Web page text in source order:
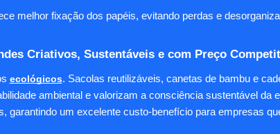
melhor fixação dos papéis, evitando perdas e
Criativos, Sustentáveis e com Preço
ecológicos. Sacolas reutilizáveis, canetas de bambu e
ambiental e valorizam a consciência sustentável da
garantindo um excelente custo-benefício para empresas